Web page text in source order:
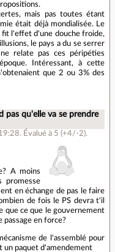
mais pas toutes étant
était déjà mondialisée. Le
l'effet d'une douche froide,
le pays a du se serrer
relate pas ces péripéties
Intéressant, à cette
que 2 ou 3% des
pas qu'elle va se prendre
. Évalué à 5 (+4/-2).
A moins
promesse
en échange de pas le faire
de fois le PS devra t'il
que ce que le gouvernement
passage en force?
de l'assemblé pour
un paquet d'amendement